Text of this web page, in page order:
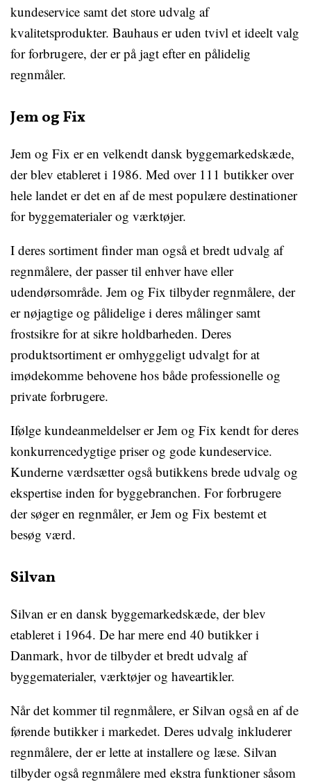
kundeservice samt det store udvalg af
kvalitetsprodukter. Bauhaus er uden tvivl et ideelt valg
for forbrugere, der er på jagt efter en pålidelig
regnmåler.
Jem og Fix
Jem og Fix er en velkendt dansk byggemarkedskæde,
der blev etableret i 1986. Med over 111 butikker over
hele landet er det en af ​​de mest populære destinationer
for byggematerialer og værktøjer.
I deres sortiment finder man også et bredt udvalg af
regnmålere, der passer til enhver have eller
udendørsområde. Jem og Fix tilbyder regnmålere, der
er nøjagtige og pålidelige i deres målinger samt
frostsikre for at sikre holdbarheden. Deres
produktsortiment er omhyggeligt udvalgt for at
imødekomme behovene hos både professionelle og
private forbrugere.
Ifølge kundeanmeldelser er Jem og Fix kendt for deres
konkurrencedygtige priser og gode kundeservice.
Kunderne værdsætter også butikkens brede udvalg og
ekspertise inden for byggebranchen. For forbrugere
der søger en regnmåler, er Jem og Fix bestemt et
besøg værd.
Silvan
Silvan er en dansk byggemarkedskæde, der blev
etableret i 1964. De har mere end 40 butikker i
Danmark, hvor de tilbyder et bredt udvalg af
byggematerialer, værktøjer og haveartikler.
Når det kommer til regnmålere, er Silvan også en af de
førende butikker i markedet. Deres udvalg inkluderer
regnmålere, der er lette at installere og læse. Silvan
tilbyder også regnmålere med ekstra funktioner såsom